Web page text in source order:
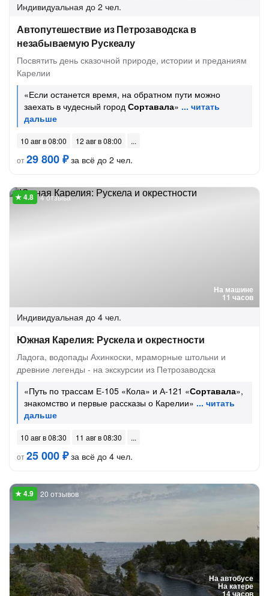
Индивидуальная до 2 чел.
Автопутешествие из Петрозаводска в
незабываемую Рускеалу
Посвятить день сказочной природе, истории и преданиям
Карелии
«Если останется время, на обратном пути можно
заехать в чудесный город Сортавала»
10 авг в 08:00
12 авг в 08:00
от29 800 ₽за всё до 2 чел.
На машине
11 часов
4 отзыва
Индивидуальная до 4 чел.
Южная Карелия: Рускела и окрестности
Ладога, водопады Ахинкоски, мраморные штольни и
древние легенды - на экскурсии из Петрозаводска
«Путь по трассам Е-105 «Кола» и А-121 «Сортавала»,
знакомство и первые рассказы о Карелии»
10 авг в 08:30
11 авг в 08:30
от25 000 ₽за всё до 4 чел.
На автобусе
На катере
14 часов
20 отзывов